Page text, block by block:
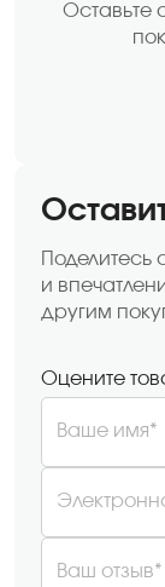
Оставьте
и
другим
Оцените
Ваше имя*
Ваш отзыв*